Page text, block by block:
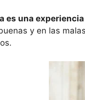
es una
y en las